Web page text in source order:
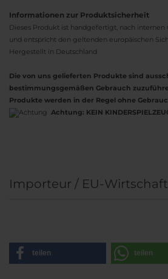
Informationen zur Produktsicherheit
Dieses Produkt ist handgefertigt, nach internen
und entspricht den geltenden europäischen
Hergestellt in Deutschland
Die von uns gelieferten Produkte sind
bestimmungsgemäßen Gebrauch
Produkte werden in der Regel ohne
Achtung: KEIN
Importeur / EU-
teilen teilen